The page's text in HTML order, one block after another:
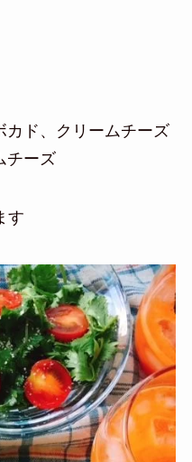
カド、クリームチーズ
チーズ
す